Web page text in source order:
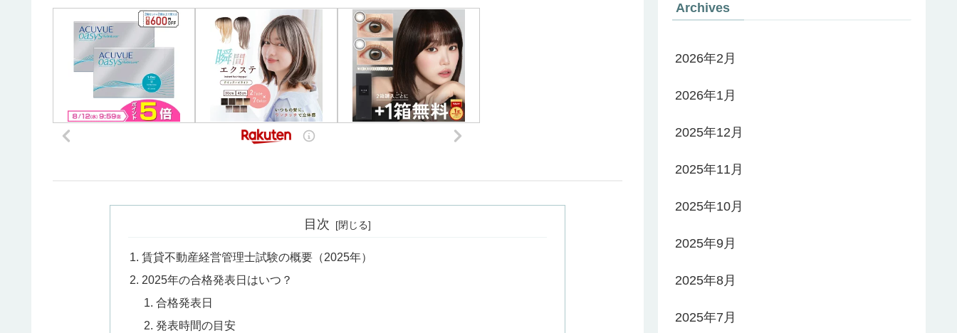
目次
賃貸不動産経営管理士試験の概要（2025年）
2025年の合格発表日はいつ？
合格発表日
発表時間の目安
Archives
2026年2月
2026年1月
2025年12月
2025年11月
2025年10月
2025年9月
2025年8月
2025年7月